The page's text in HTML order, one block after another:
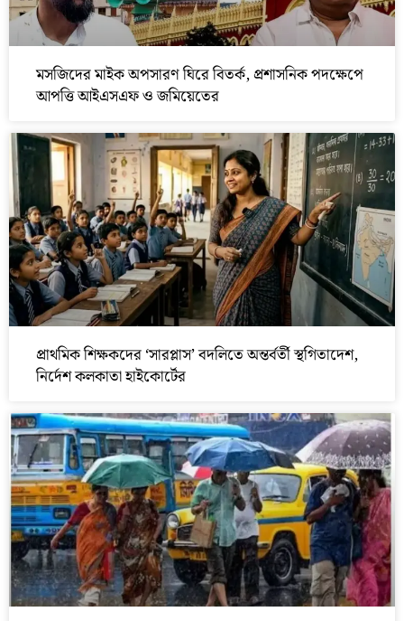
মসজিদের মাইক অপসারণ ঘিরে বিতর্ক, প্রশাসনিক পদক্ষেপে
আপত্তি আইএসএফ ও জমিয়েতের
প্রাথমিক শিক্ষকদের ‘সারপ্লাস’ বদলিতে অন্তর্বর্তী স্থগিতাদেশ,
নির্দেশ কলকাতা হাইকোর্টের